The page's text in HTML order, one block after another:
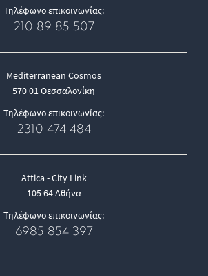
Τηλέφωνο επικοινωνίας:
210 89 85 507
Mediterranean Cosmos
570 01 Θεσσαλονίκη
Τηλέφωνο επικοινωνίας:
2310 474 484
Attica - City Link
105 64 Αθήνα
Τηλέφωνο επικοινωνίας:
6985 854 397